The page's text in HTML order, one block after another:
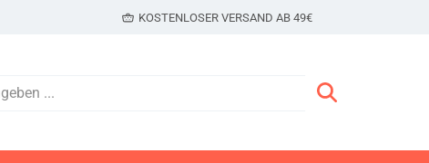
KOSTENLOSER VERSAND AB 49€